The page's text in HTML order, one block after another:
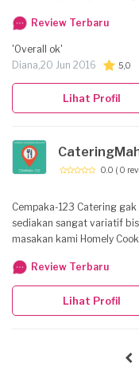
Review Terbaru
'Overall ok'
Diana,20 Jun 2016 5,0
Lihat Profil
0.0 ( 0
Cempaka-123 Catering gak
sediakan sangat variatif
masakan kami Homely
free delivery service
Review Terbaru
Lihat Profil